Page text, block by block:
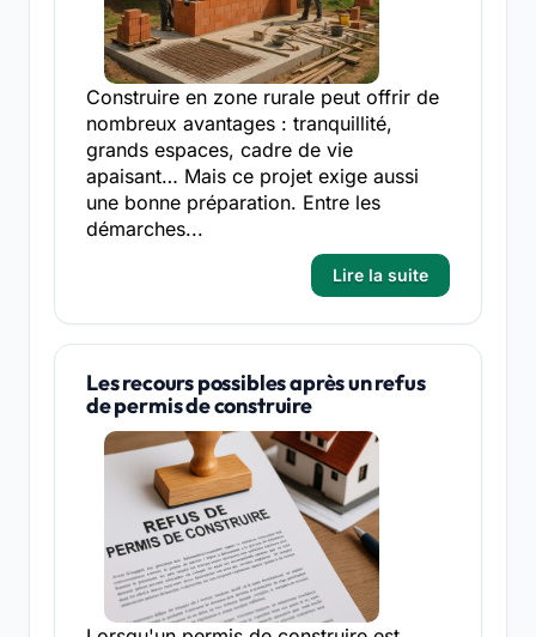
Construire en zone rurale peut offrir de
nombreux avantages : tranquillité,
grands espaces, cadre de vie
apaisant… Mais ce projet exige aussi
une bonne préparation. Entre les
démarches...
Lire la suite
Les recours possibles après un refus
de permis de construire